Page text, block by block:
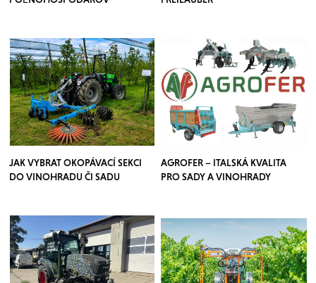
JAK VYBRAT OKOPÁVACÍ SEKCI
DO VINOHRADU ČI SADU
AGROFER – ITALSKÁ KVALITA
PRO SADY A VINOHRADY